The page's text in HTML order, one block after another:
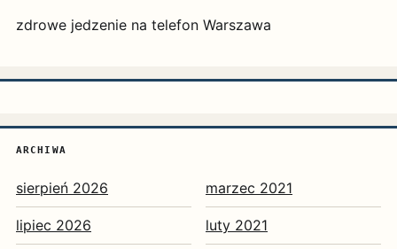
zdrowe jedzenie na telefon Warszawa
ARCHIWA
sierpień 2026
lipiec 2026
marzec 2021
luty 2021